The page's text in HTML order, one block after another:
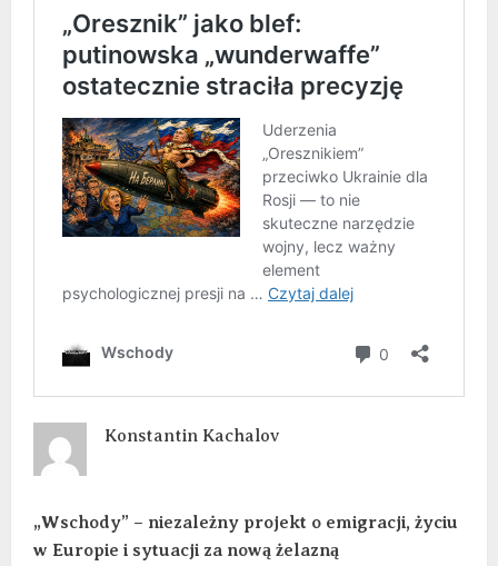
Konstantin Kachalov
„Wschody” – niezależny projekt o emigracji, życiu
w Europie i sytuacji za nową żelazną